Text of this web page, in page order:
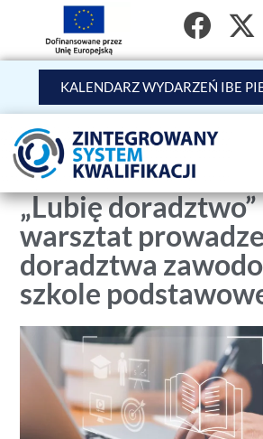
KALENDARZ WYDARZEŃ IBE
„Lubię doradztwo”
warsztat
doradztwa
szkole